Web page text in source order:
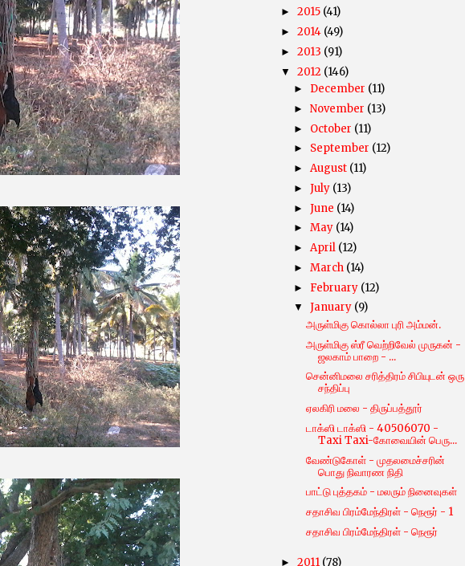
► 2015 (41)
► 2014 (49)
► 2013 (91)
▼ 2012 (146)
► December (11)
► November (13)
► October (11)
► September (12)
► August (11)
► July (13)
► June (14)
► May (14)
► April (12)
► March (14)
► February (12)
▼ January (9)
அருள்மிகு கொல்லா புரி அம்மன்.
அருள்மிகு ஸ்ரீ வெற்றிவேல் முருகன் -
ஜலகாம் பாறை - ...
சென்னிமலை சரித்திரம் சிபியுடன் ஒரு
சந்திப்பு
ஏலகிரி மலை - திருப்பத்தூர்
டாக்ஸி டாக்ஸி - 40506070 -
Taxi Taxi-கோவையின் பெரு...
வேண்டுகோள் - முதலமைச்சரின்
பொது நிவாரண நிதி
பாட்டு புத்தகம் - மலரும் நினைவுகள்
சதாசிவ பிரம்மேந்திரள் - நெரூர் - 1
சதாசிவ பிரம்மேந்திரள் - நெரூர்
► 2011 (78)